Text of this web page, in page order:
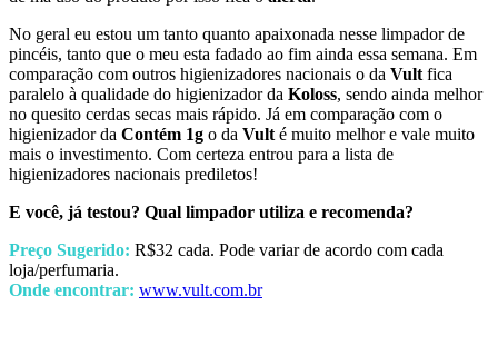
No geral eu estou um tanto quanto apaixonada nesse limpador de
pincéis, tanto que o meu esta fadado ao fim ainda essa semana. Em
comparação com outros higienizadores nacionais o da Vult fica
paralelo à qualidade do higienizador da Koloss, sendo ainda melhor
no quesito cerdas secas mais rápido. Já em comparação com o
higienizador da Contém 1g o da Vult é muito melhor e vale muito
mais o investimento. Com certeza entrou para a lista de
higienizadores nacionais prediletos!
E você, já testou? Qual limpador utiliza e recomenda?
Preço Sugerido: R$32 cada. Pode variar de acordo com cada
loja/perfumaria.
Onde encontrar: www.vult.com.br